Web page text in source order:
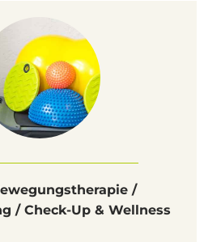
/
/ Check-Up & Wellness